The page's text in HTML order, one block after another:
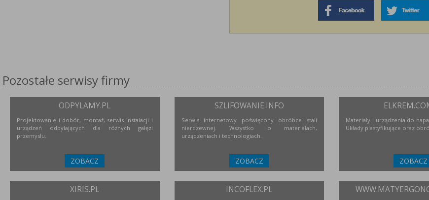
Pozostałe serwisy firmy
ODPYLAMY.PL
Projektowanie i dobór, montaż, serwis instalacji i
urządzeń odpylających dla różnych gałęzi
przemysłu.
ZOBACZ
SZLIFOWANIE.INFO
Serwis internetowy poświęcony obróbce stali
nierdzewnej. Wszystko o materiałach,
urządzeniach i technologiach.
ZOBACZ
Materiały i urządzenia do
Układy plastyfikujące oraz
ZOBACZ
XIRIS.PL INCOFLEX.PL